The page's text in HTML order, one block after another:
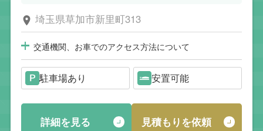
埼玉県草加市新里町313
交通機関、お車でのアクセス方法について
駐車場あり 安置可能
詳細を見る 見積もりを依頼